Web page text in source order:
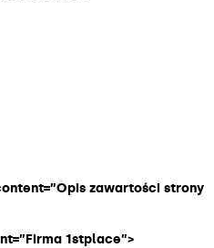
zawartości strony
1stplace”>